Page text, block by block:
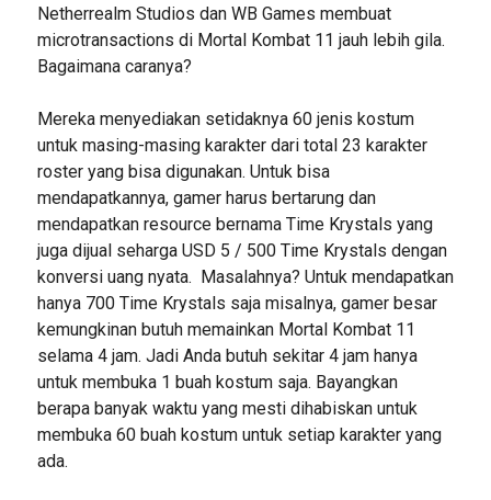
Netherrealm Studios dan WB Games membuat
microtransactions di Mortal Kombat 11 jauh lebih gila.
Bagaimana caranya?
Mereka menyediakan setidaknya 60 jenis kostum
untuk masing-masing karakter dari total 23 karakter
roster yang bisa digunakan. Untuk bisa
mendapatkannya, gamer harus bertarung dan
mendapatkan resource bernama Time Krystals yang
juga dijual seharga USD 5 / 500 Time Krystals dengan
konversi uang nyata. Masalahnya? Untuk mendapatkan
hanya 700 Time Krystals saja misalnya, gamer besar
kemungkinan butuh memainkan Mortal Kombat 11
selama 4 jam. Jadi Anda butuh sekitar 4 jam hanya
untuk membuka 1 buah kostum saja. Bayangkan
berapa banyak waktu yang mesti dihabiskan untuk
membuka 60 buah kostum untuk setiap karakter yang
ada.